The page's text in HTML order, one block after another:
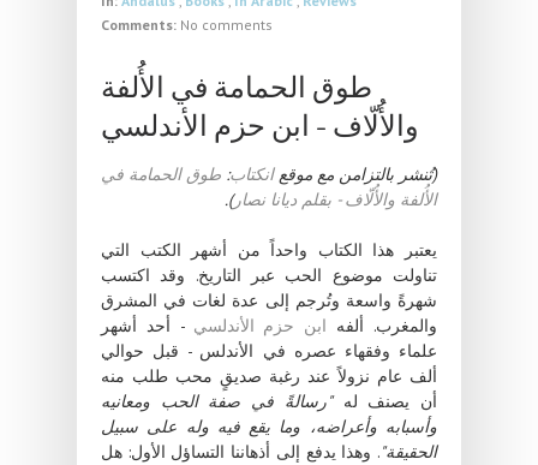
Comments: No comments
طوق الحمامة في الأُلفة
والأُلّاف - ابن حزم الأندلسي
(تُنشر بالتزامن مع موقعانكتاب: طوق الحمامة في
الأُلفة والأُلّاف - بقلم ديانا نصار).
يعتبر هذا الكتاب واحداً من أشهر الكتب التي
تناولت موضوع الحب عبر التاريخ. وقد اكتسب
شهرةً واسعة وتُرجم إلى عدة لغات في المشرق
والمغرب. ألفه ابن حزم الأندلسي - أحد أشهر
علماء وفقهاء عصره في الأندلس - قبل حوالي
ألف عام نزولاً عند رغبة صديقٍ محب طلب منه
أن يصنف له"رسالةً في صفة الحب ومعانيه
وأسبابه وأعراضه، وما يقع فيه وله على سبيل
الحقيقة". وهذا يدفع إلى أذهاننا التساؤل الأول: هل